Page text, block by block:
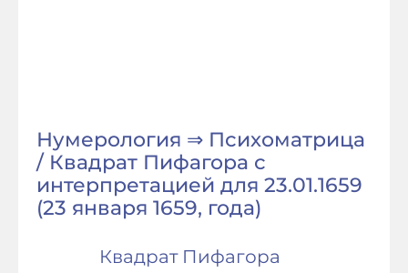
Нумерология ⇒ Психоматрица
/ Квадрат Пифагора с
интерпретацией для 23.01.1659
(23 января 1659, года)
Квадрат Пифагора